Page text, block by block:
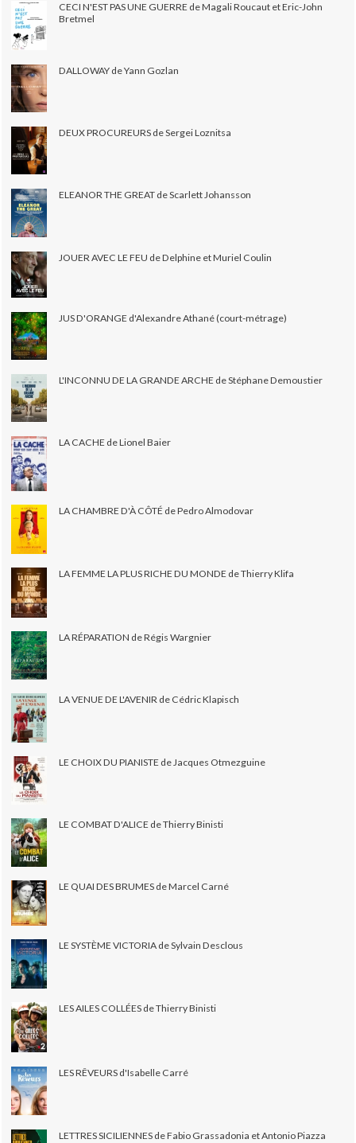
CECI N'EST PAS UNE GUERRE de Magali Roucaut et Eric-John
Bretmel
DALLOWAY de Yann Gozlan
DEUX PROCUREURS de Sergei Loznitsa
ELEANOR THE GREAT de Scarlett Johansson
JOUER AVEC LE FEU de Delphine et Muriel Coulin
JUS D'ORANGE d'Alexandre Athané (court-métrage)
L'INCONNU DE LA GRANDE ARCHE de Stéphane Demoustier
LA CACHE de Lionel Baier
LA CHAMBRE D'À CÔTÉ de Pedro Almodovar
LA FEMME LA PLUS RICHE DU MONDE de Thierry Klifa
LA RÉPARATION de Régis Wargnier
LA VENUE DE L'AVENIR de Cédric Klapisch
LE CHOIX DU PIANISTE de Jacques Otmezguine
LE COMBAT D'ALICE de Thierry Binisti
LE QUAI DES BRUMES de Marcel Carné
LE SYSTÈME VICTORIA de Sylvain Desclous
LES AILES COLLÉES de Thierry Binisti
LES RÊVEURS d'Isabelle Carré
LETTRES SICILIENNES de Fabio Grassadonia et Antonio Piazza